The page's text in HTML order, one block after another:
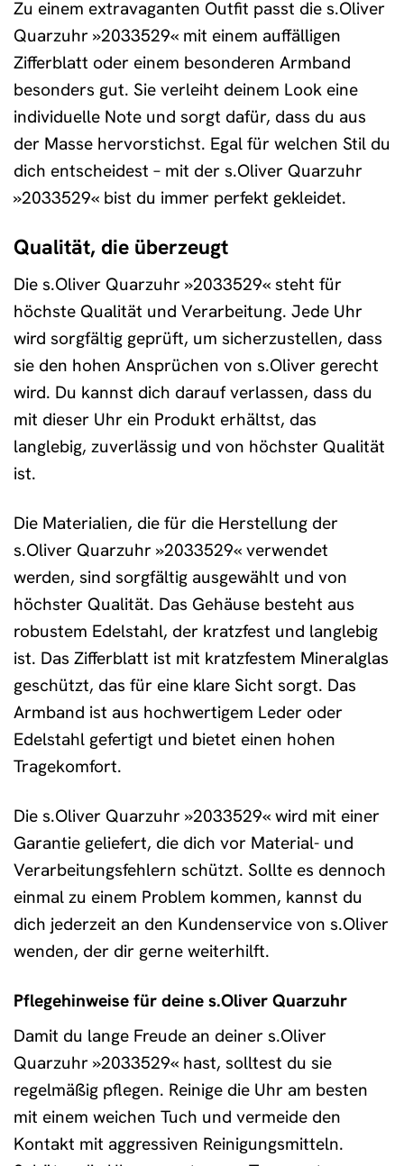
Zu einem extravaganten Outfit passt die s.Oliver
Quarzuhr »2033529« mit einem auffälligen
Zifferblatt oder einem besonderen Armband
besonders gut. Sie verleiht deinem Look eine
individuelle Note und sorgt dafür, dass du aus
der Masse hervorstichst. Egal für welchen Stil du
dich entscheidest – mit der s.Oliver Quarzuhr
»2033529« bist du immer perfekt gekleidet.
Qualität, die überzeugt
Die s.Oliver Quarzuhr »2033529« steht für
höchste Qualität und Verarbeitung. Jede Uhr
wird sorgfältig geprüft, um sicherzustellen, dass
sie den hohen Ansprüchen von s.Oliver gerecht
wird. Du kannst dich darauf verlassen, dass du
mit dieser Uhr ein Produkt erhältst, das
langlebig, zuverlässig und von höchster Qualität
ist.
Die Materialien, die für die Herstellung der
s.Oliver Quarzuhr »2033529« verwendet
werden, sind sorgfältig ausgewählt und von
höchster Qualität. Das Gehäuse besteht aus
robustem Edelstahl, der kratzfest und langlebig
ist. Das Zifferblatt ist mit kratzfestem Mineralglas
geschützt, das für eine klare Sicht sorgt. Das
Armband ist aus hochwertigem Leder oder
Edelstahl gefertigt und bietet einen hohen
Tragekomfort.
Die s.Oliver Quarzuhr »2033529« wird mit einer
Garantie geliefert, die dich vor Material- und
Verarbeitungsfehlern schützt. Sollte es dennoch
einmal zu einem Problem kommen, kannst du
dich jederzeit an den Kundenservice von s.Oliver
wenden, der dir gerne weiterhilft.
Pflegehinweise für deine s.Oliver Quarzuhr
Damit du lange Freude an deiner s.Oliver
Quarzuhr »2033529« hast, solltest du sie
regelmäßig pflegen. Reinige die Uhr am besten
mit einem weichen Tuch und vermeide den
Kontakt mit aggressiven Reinigungsmitteln.